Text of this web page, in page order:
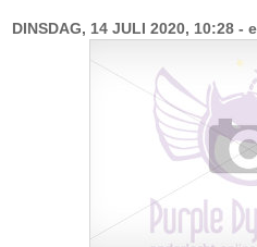
DINSDAG, 14 JULI 2020, 10:28 -